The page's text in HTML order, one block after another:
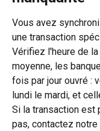
Vous avez
une transaction
Vérifiez l'heure de la
moyenne, les
fois par jour ouvré :
lundi le mardi, et
Si la transaction est
pas, contactez